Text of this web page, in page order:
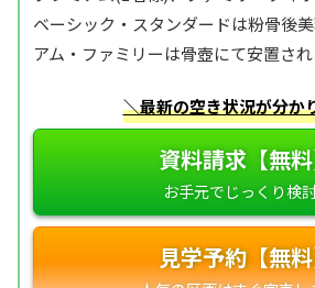
ベーシック・スタンダードは粉骨後
アム・ファミリーは骨壺にて安置され
＼最新の空き状況が分か
資料請求【無料
見学予約【無料